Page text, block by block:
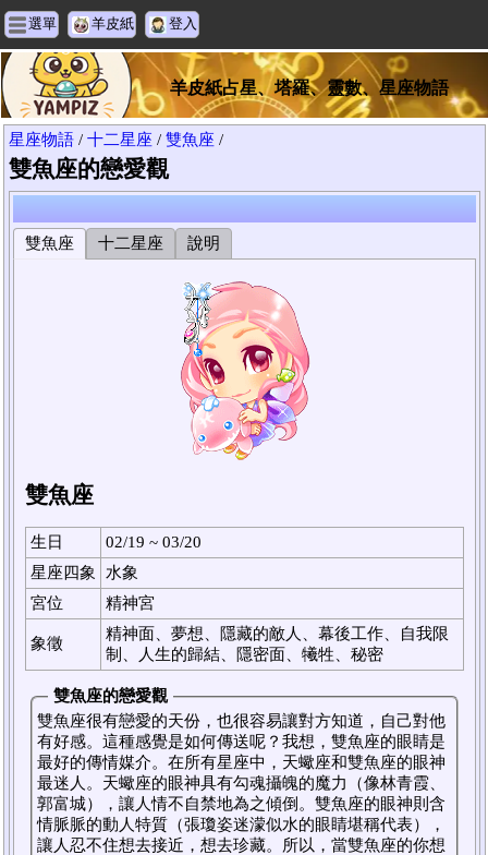
選單 羊皮紙 登入
羊皮紙占星、塔羅、靈數、星座物語
星座物語 / 十二星座 / 雙魚座 /
雙魚座的戀愛觀
雙魚座 十二星座 說明
雙魚座
生日
02/19 ~ 03/20
星座四象
水象
宮位
精神宮
象徵
精神面、夢想、隱藏的敵人、幕後工作、自我限
制、人生的歸結、隱密面、犧牲、秘密
雙魚座的戀愛觀
雙魚座很有戀愛的天份，也很容易讓對方知道，自己對他
有好感。這種感覺是如何傳送呢？我想，雙魚座的眼睛是
最好的傳情媒介。在所有星座中，天蠍座和雙魚座的眼神
最迷人。天蠍座的眼神具有勾魂攝魄的魔力（像林青霞、
郭富城），讓人情不自禁地為之傾倒。雙魚座的眼神則含
情脈脈的動人特質（張瓊姿迷濛似水的眼睛堪稱代表），
讓人忍不住想去接近，想去珍藏。所以，當雙魚座的你想